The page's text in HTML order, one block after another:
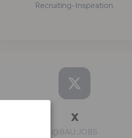
Recruiting-Inspiration.
X
@BAU.JOBS